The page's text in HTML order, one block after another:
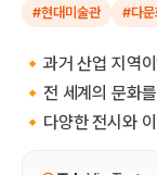
#현대미술관 #다문
🔸과거 산업 지역
🔸전 세계의 문화
🔸다양한 전시와